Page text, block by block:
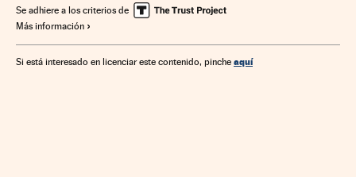
Indicadores económicos Financiación déficit
Coyuntura económica Déficit público Unión Europea
Se adhiere a los criterios de
Más información
Si está interesado en licenciar este contenido, pinche aquí